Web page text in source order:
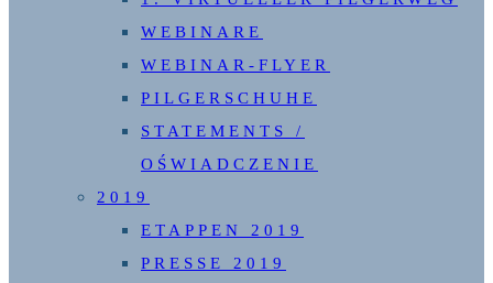
WEBINARE
WEBINAR-FLYER
PILGERSCHUHE
STATEMENTS /
OŚWIADCZENIE
2019
ETAPPEN 2019
PRESSE 2019